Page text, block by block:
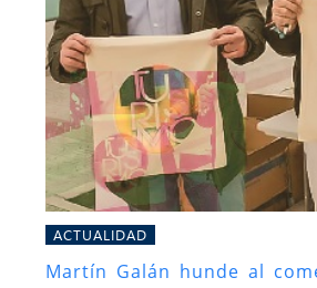
ACTUALIDAD
Martín Galán hunde al